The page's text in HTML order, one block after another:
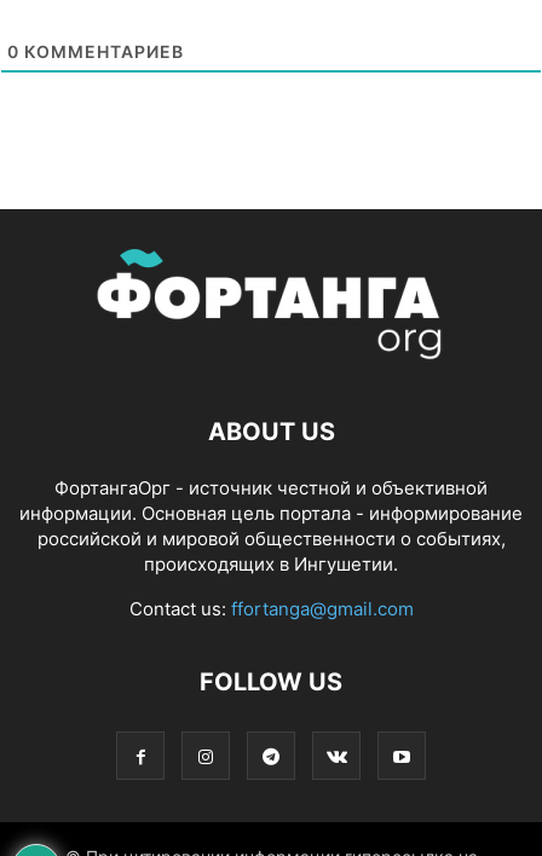
0 КОММЕНТАРИЕВ
ABOUT US
ФортангаОрг - источник честной и объективной
информации. Основная цель портала - информирование
российской и мировой общественности о событиях,
происходящих в Ингушетии.
Contact us: ffortanga@gmail.com
FOLLOW US